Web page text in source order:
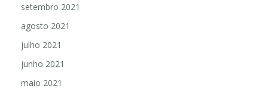
setembro 2021
agosto 2021
julho 2021
junho 2021
maio 2021